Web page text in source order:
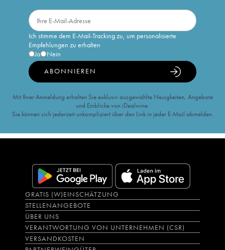
Ich stimme dem E-Mail-Tracking zu, um personalisierte
Empfehlungen zu erhalten
Ja
Nein
ABONNIEREN
Mit Ihrer Anmeldung erhalten Sie exklusiv ausgewählte Neuigkeiten, Angebote
und Einblicke von iDealwine.
Sie können sich jederzeit unkompliziert über den Link in jeder E-Mail abmelden.
GRATIS (W)EINSCHÄTZUNG
STELLENANGEBOTE
ÜBER UNS
VERANTWORTUNG VON UNTERNEHMEN (CSR)
VERSANDKOSTEN